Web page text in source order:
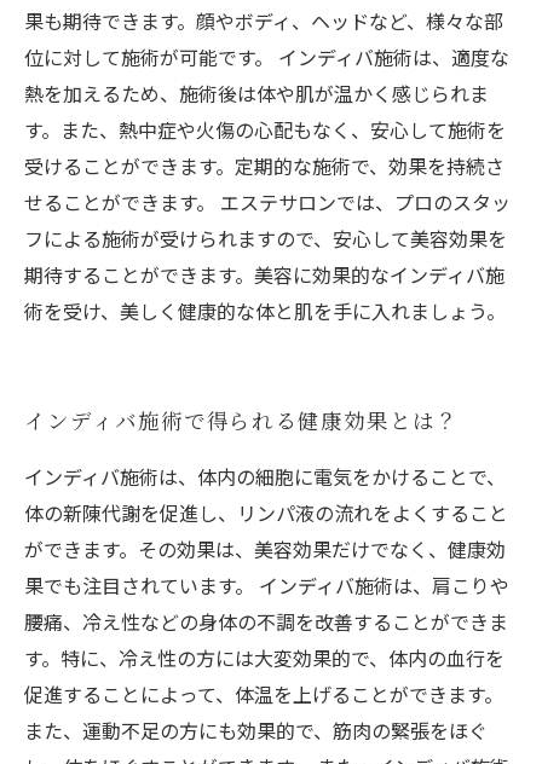
果も期待できます。顔やボディ、ヘッドなど、様々な部
位に対して施術が可能です。 インディバ施術は、適度な
熱を加えるため、施術後は体や肌が温かく感じられま
す。また、熱中症や火傷の心配もなく、安心して施術を
受けることができます。定期的な施術で、効果を持続さ
せることができます。 エステサロンでは、プロのスタッ
フによる施術が受けられますので、安心して美容効果を
期待することができます。美容に効果的なインディバ施
術を受け、美しく健康的な体と肌を手に入れましょう。
インディバ施術で得られる健康効果とは？
インディバ施術は、体内の細胞に電気をかけることで、
体の新陳代謝を促進し、リンパ液の流れをよくすること
ができます。その効果は、美容効果だけでなく、健康効
果でも注目されています。 インディバ施術は、肩こりや
腰痛、冷え性などの身体の不調を改善することができま
す。特に、冷え性の方には大変効果的で、体内の血行を
促進することによって、体温を上げることができます。
また、運動不足の方にも効果的で、筋肉の緊張をほぐ